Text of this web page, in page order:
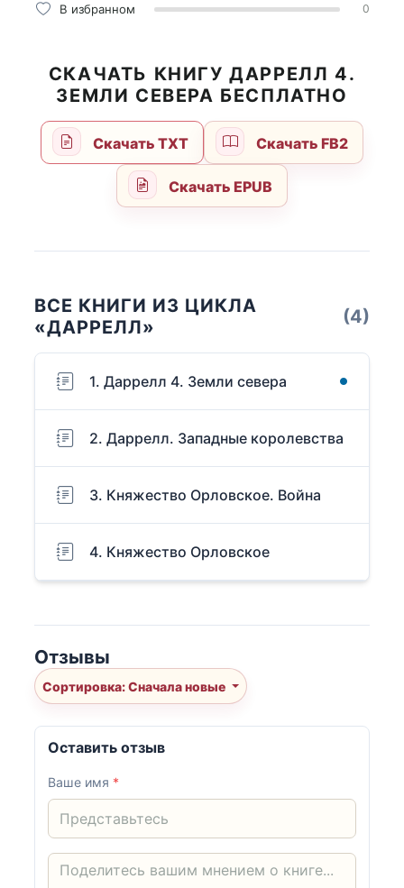
В избранном 0
СКАЧАТЬ КНИГУ ДАРРЕЛЛ 4.
ЗЕМЛИ СЕВЕРА БЕСПЛАТНО
Скачать TXT Скачать FB2
Скачать EPUB
ВСЕ КНИГИ ИЗ ЦИКЛА
«ДАРРЕЛЛ»
(4)
1. Даррелл 4. Земли севера
2. Даррелл. Западные королевства
3. Княжество Орловское. Война
4. Княжество Орловское
Отзывы
Сортировка: Сначала новые
Оставить отзыв
Ваше имя *